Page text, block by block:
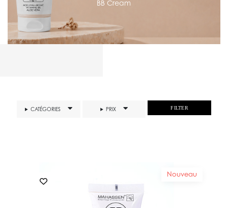
BB Cream
CATÉGORIES PRIX FILTER
Nouveau